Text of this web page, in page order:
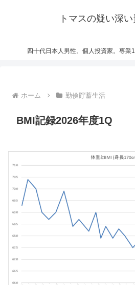
トマスの疑い深
四十代日本人男性。個人投資家。専業
ホーム 勤倹貯蓄生活
BMI記録2026年度1Q